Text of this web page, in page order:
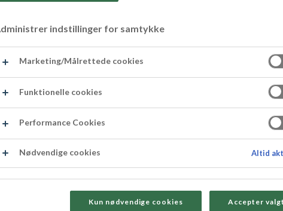
doppar det i choklad! Perfekt till nyårsfesten,
indstillinger for samtykke
Marketing/Målrettede cookies
Funktionelle cookies
Performance Cookies
Nødvendige cookies Altid
Kun nødvendige cookies Accepter